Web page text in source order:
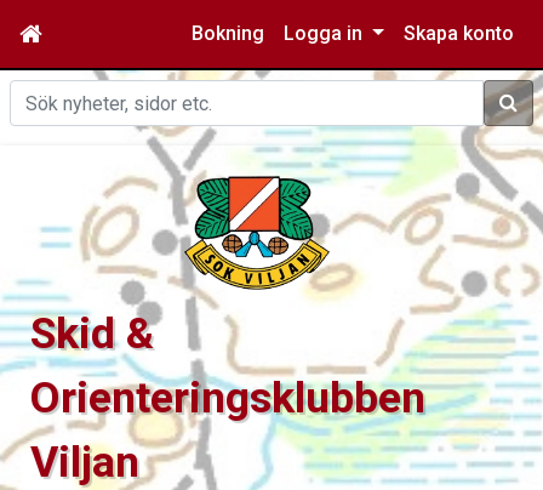
Bokning Logga in Skapa konto
Sök
Skid &
Orienteringsklubben
Viljan